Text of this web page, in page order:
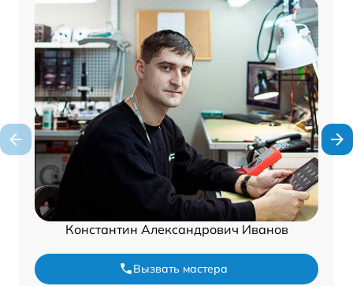
Константин Александрович Иванов
Вызвать мастера